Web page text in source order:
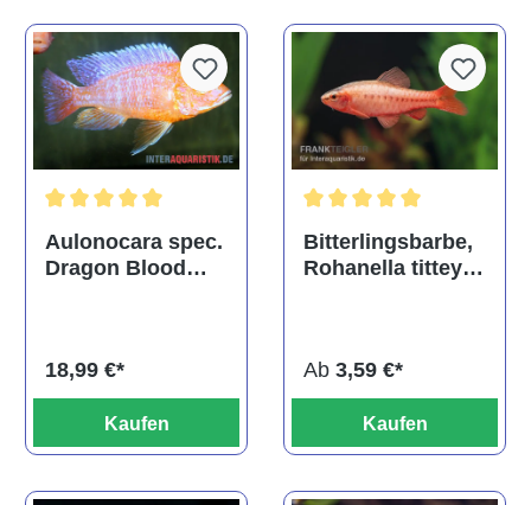
Aulonocara spec.
Dragon Blood
18,99 €*
Kaufen
Bitterlingsbarbe,
Rohanella titteya,
Ab 3,59 €*
Kaufen